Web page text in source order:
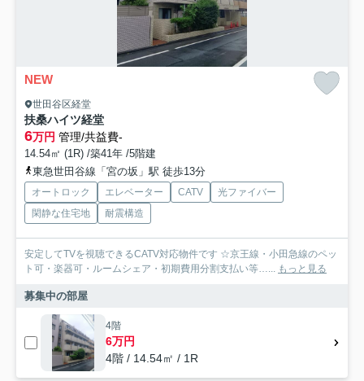
NEW
世田谷区経堂
扶桑ハイツ経堂
6万円 管理/共益費-
14.54㎡ (1R) /築41年 /5階建
東急世田谷線「宮の坂」駅 徒歩13分
オートロック エレベーター CATV
光ファイバー
閑静な住宅地
耐震構造
安定してTVを視聴できるCATV対応物件です ☆京王線・小田急線のペッ
ト可・楽器可・ルームシェア・初期費用分割支払い等…... もっと見る
募集中の部屋
4階
6万円
4階 / 14.54㎡ / 1R